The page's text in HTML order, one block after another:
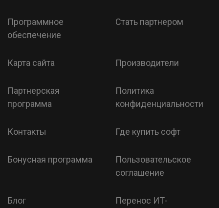
Программное
обеспечение
Стать партнером
Карта сайта Производители
Партнерская
программа
Политика
конфиденциальности
Контакты Где купить софт
Бонусная программа
Пользовательское
соглашение
Блог
Перенос ИТ-